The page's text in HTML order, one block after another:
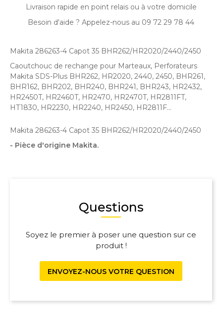
Livraison rapide en point relais ou à votre domicile
Besoin d'aide ? Appelez-nous au 09 72 29 78 44
Makita 286263-4 Capot 35 BHR262/HR2020/2440/2450
Caoutchouc de rechange pour Marteaux, Perforateurs
Makita SDS-Plus BHR262, HR2020, 2440, 2450 , BHR261,
BHR162, BHR202, BHR240, BHR241, BHR243, HR2432,
HR2450T, HR2460T, HR2470, HR2470T, HR2811FT,
HT1830, HR2230, HR2240, HR2450, HR2811F...
Makita 286263-4 Capot 35 BHR262/HR2020/2440/2450
- Pièce d'origine Makita.
Questions
Soyez le premier à poser une question sur ce
produit !
ENVOYEZ-NOUS VOTRE QUESTION